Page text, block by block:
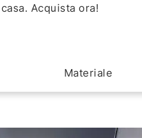
Acquista ora!
Materiale